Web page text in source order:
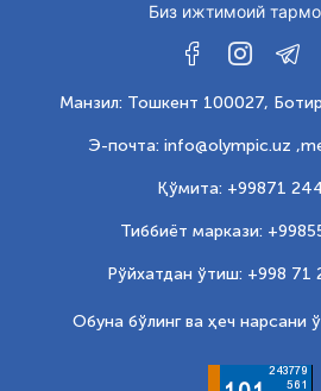
Биз ижтимоий
Манзил: Тошкент 100027,
Э-почта: info@olympic.uz ,
Қўмита: +99871
Тиббиёт маркази:
Рўйхатдан ўтиш: +998
Обуна бўлинг ва ҳеч нарсани